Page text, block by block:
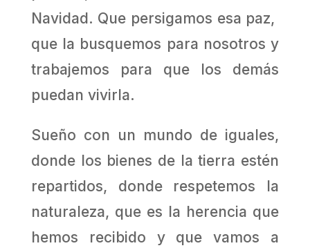
Navidad. Que persigamos esa paz,
que la busquemos para nosotros y
trabajemos para que los demás
puedan vivirla.
Sueño con un mundo de iguales,
donde los bienes de la tierra estén
repartidos, donde respetemos la
naturaleza, que es la herencia que
hemos recibido y que vamos a